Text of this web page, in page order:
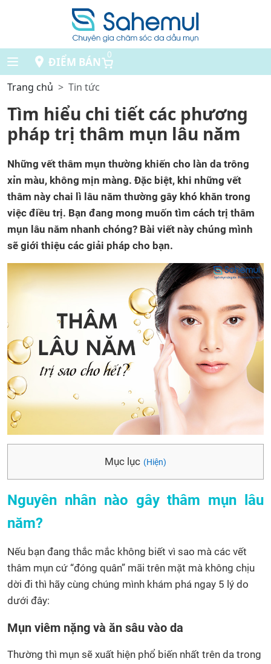
ĐIỂM BÁN
0
Trang chủ Tin tức
Tìm hiểu chi tiết các phương
pháp trị thâm mụn lâu năm
Những vết thâm mụn thường khiến cho làn da trông
xỉn màu, không mịn màng. Đặc biệt, khi những vết
thâm này chai lì lâu năm thường gây khó khăn trong
việc điều trị. Bạn đang mong muốn tìm cách trị thâm
mụn lâu năm nhanh chóng? Bài viết này chúng mình
sẽ giới thiệu các giải pháp cho bạn.
Mục lục (Hiện)
Nguyên nhân nào gây thâm mụn lâu
năm?
Nếu bạn đang thắc mắc không biết vì sao mà các vết
thâm mụn cứ “đóng quân” mãi trên mặt mà không chịu
dời đi thì hãy cùng chúng mình khám phá ngay 5 lý do
dưới đây:
Mụn viêm nặng và ăn sâu vào da
Thường thì mụn sẽ xuất hiện phổ biến nhất trên da trong